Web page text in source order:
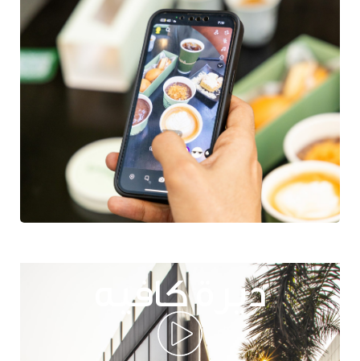
ديرة كافيه